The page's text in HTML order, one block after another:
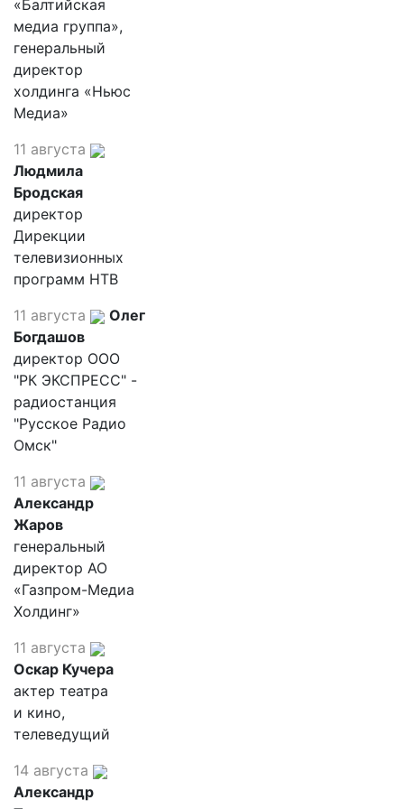
«Балтийская
медиа группа»,
генеральный
директор
холдинга «Ньюс
Медиа»
11 августа
Людмила
Бродская
директор
Дирекции
телевизионных
программ НТВ
11 августа
Олег
Богдашов
директор ООО
"РК ЭКСПРЕСС" -
радиостанция
"Русское Радио
Омск"
11 августа
Александр
Жаров
генеральный
директор АО
«Газпром-Медиа
Холдинг»
11 августа
Оскар Кучера
актер театра
и кино,
телеведущий
14 августа
Александр